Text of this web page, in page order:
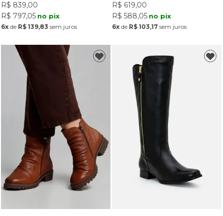
R$ 839,00
R$ 797,05 no pix
6xde R$ 139,83 sem juros
R$ 619,00
R$ 588,05 no pix
6x de R$ 103,17 sem juros